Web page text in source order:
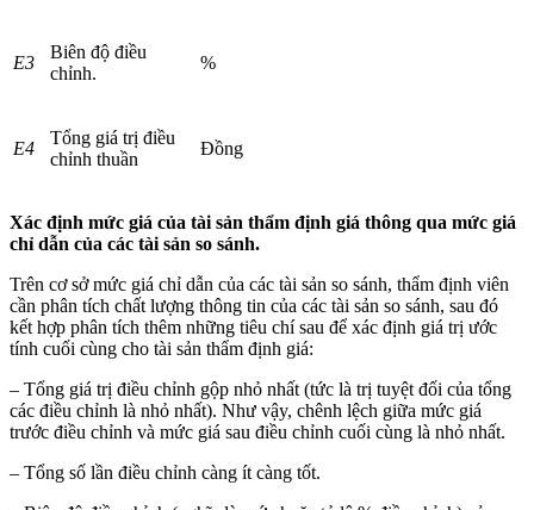
E3
Biên độ điều
chỉnh.
%
E4
Tổng giá trị điều
chỉnh thuần
Đồng
Xác định mức giá của tài sản thẩm định giá thông qua mức giá
chỉ dẫn của các tài sản so sánh.
Trên cơ sở mức giá chỉ dẫn của các tài sản so sánh, thẩm định viên
cần phân tích chất lượng thông tin của các tài sản so sánh, sau đó
kết hợp phân tích thêm những tiêu chí sau để xác định giá trị ước
tính cuối cùng cho tài sản thẩm định giá:
– Tổng giá trị điều chỉnh gộp nhỏ nhất (tức là trị tuyệt đối của tổng
các điều chỉnh là nhỏ nhất). Như vậy, chênh lệch giữa mức giá
trước điều chỉnh và mức giá sau điều chỉnh cuối cùng là nhỏ nhất.
– Tổng số lần điều chỉnh càng ít càng tốt.